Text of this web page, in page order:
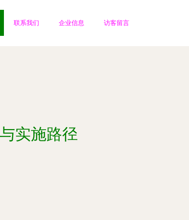
联系我们 企业信息 访客留言
实施路径